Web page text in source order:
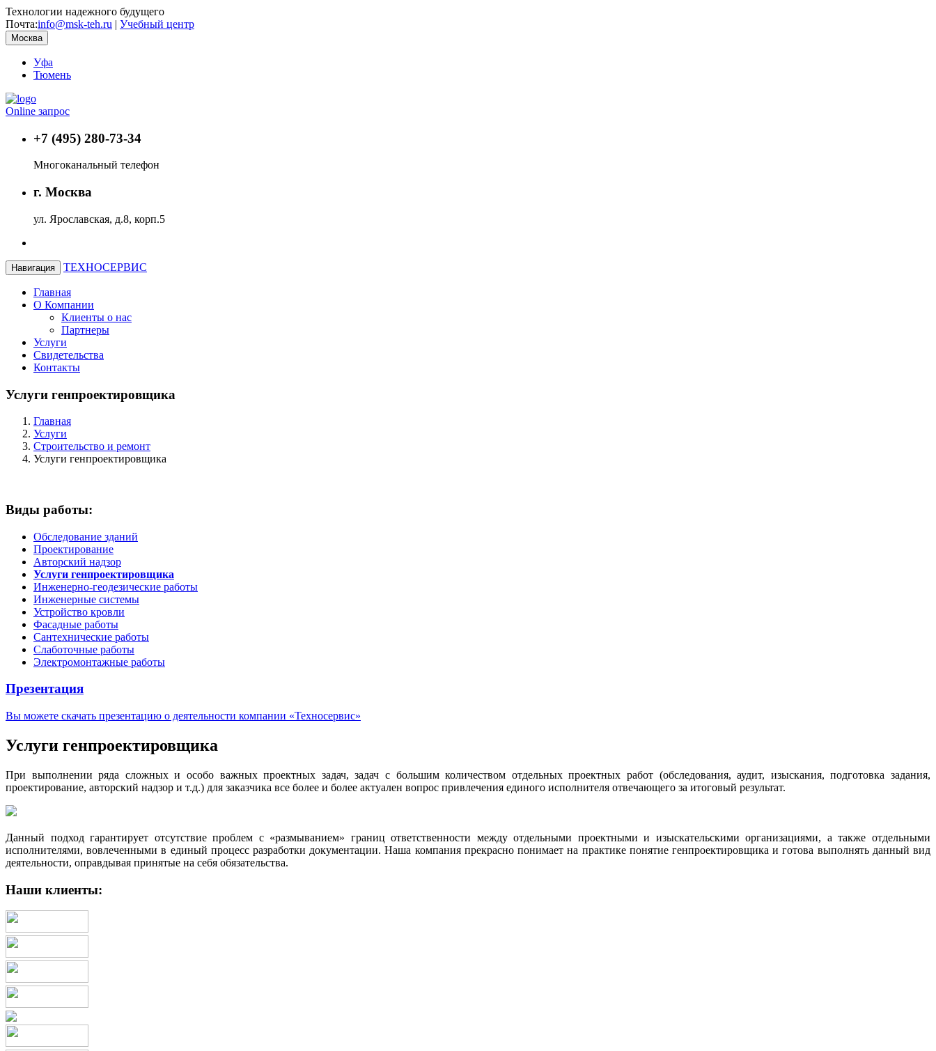
Технологии надежного будущего
Почта:info@msk-teh.ru | Учебный центр
Москва
Уфа
Тюмень
Online запрос
+7 (495) 280-73-34
Многоканальный телефон
г. Москва
ул. Ярославская, д.8, корп.5
Навигация ТЕХНОСЕРВИС
Главная
О Компании
Клиенты о нас
Партнеры
Услуги
Cвидетельства
Контакты
Услуги генпроектировщика
Главная
Услуги
Строительство и ремонт
Услуги генпроектировщика
Виды работы:
Обследование зданий
Проектирование
Авторский надзор
Услуги генпроектировщика
Инженерно-геодезические работы
Инженерные системы
Устройство кровли
Фасадные работы
Сантехнические работы
Слаботочные работы
Электромонтажные работы
Презентация
Вы можете скачать презентацию о деятельности компании «Техносервис»
Услуги генпроектировщика
При выполнении ряда сложных и особо важных проектных задач, задач с большим количеством отдельных проектных работ (обследования, аудит, изыскания, подготовка задания,
проектирование, авторский надзор и т.д.) для заказчика все более и более актуален вопрос привлечения единого исполнителя отвечающего за итоговый результат.
Данный подход гарантирует отсутствие проблем с «размыванием» границ ответственности между отдельными проектными и изыскательскими организациями, а также отдельными
исполнителями, вовлеченными в единый процесс разработки документации. Наша компания прекрасно понимает на практике понятие генпроектировщика и готова выполнять данный вид
деятельности, оправдывая принятые на себя обязательства.
Наши клиенты: